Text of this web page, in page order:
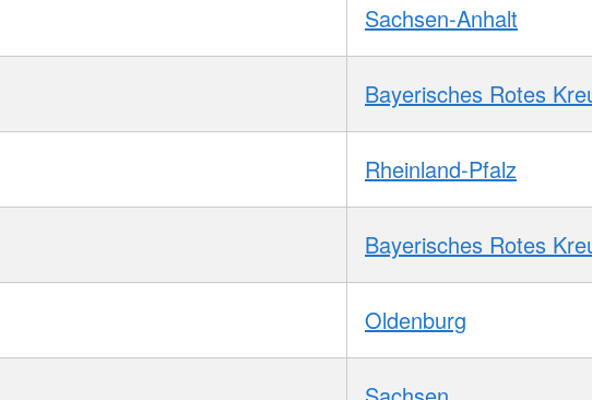
Sachsen-Anhalt
Bayerisches Rotes
Rheinland-Pfalz
Bayerisches Rotes
Oldenburg